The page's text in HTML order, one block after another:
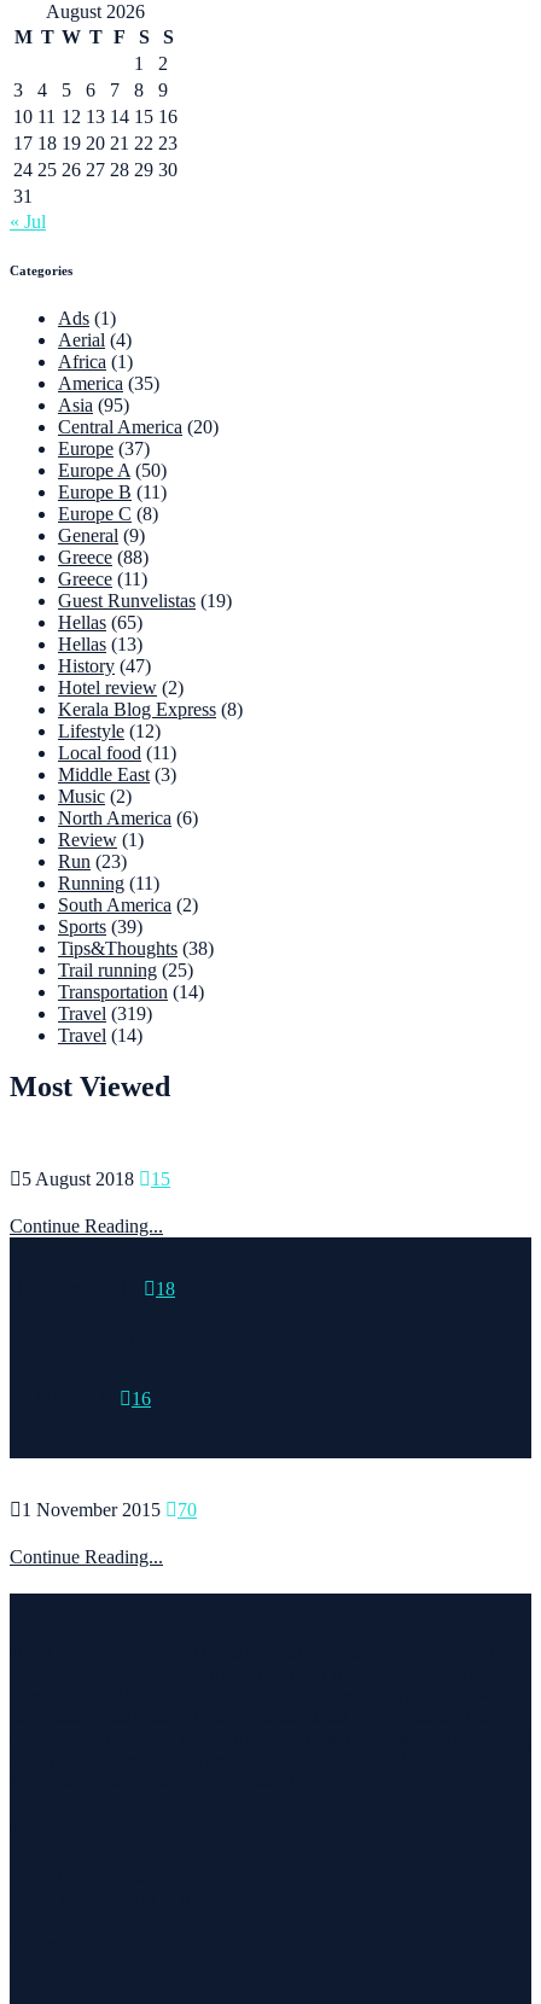
August 2026
M T W T F S
S
1
2
3
4 5 6 7 8
9
10 11 12 13 14 15 16
17 18 19 20 21 22 23
24 25 26 27 28 29 30
31
« Jul
Categories
Ads (1)
Aerial (4)
Africa (1)
America (35)
Asia (95)
Central America (20)
Europe (37)
Europe A (50)
Europe B (11)
Europe C (8)
General (9)
Greece (88)
Greece (11)
Guest Runvelistas (19)
Hellas (65)
Hellas (13)
History (47)
Hotel review (2)
Kerala Blog Express (8)
Lifestyle (12)
Local food (11)
Middle East (3)
Music (2)
North America (6)
Review (1)
Run (23)
Running (11)
South America (2)
Sports (39)
Tips&Thoughts (38)
Trail running (25)
Transportation (14)
Travel (319)
Travel (14)
Most Viewed
5 August 2018 15
Continue Reading...
18
16
1 November 2015 70
Continue Reading...